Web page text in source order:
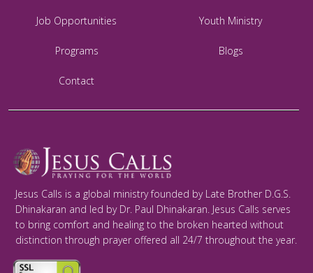
Job Opportunities Youth Ministry
Programs Blogs
Contact
Jesus Calls is a global ministry founded by Late Brother D.G.S.
Dhinakaran and led by Dr. Paul Dhinakaran. Jesus Calls serves
to bring comfort and healing to the broken hearted without
distinction through prayer offered all 24/7 throughout the year.